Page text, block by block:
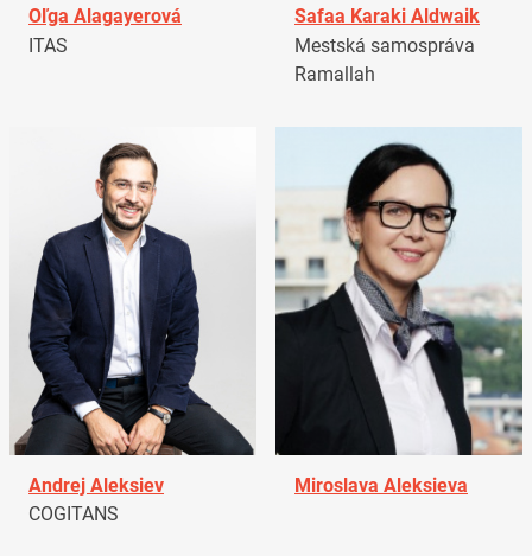
Oľga Alagayerová
ITAS
Safaa Karaki Aldwaik
Mestská samospráva
Ramallah
Andrej Aleksiev
COGITANS
Miroslava Aleksieva